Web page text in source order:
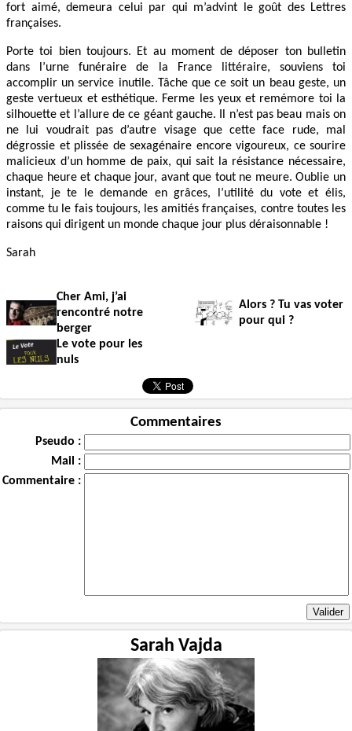
fort aimé, demeura celui par qui m’advint le goût des Lettres
françaises.
Porte toi bien toujours. Et au moment de déposer ton bulletin
dans l’urne funéraire de la France littéraire, souviens toi
accomplir un service inutile. Tâche que ce soit un beau geste, un
geste vertueux et esthétique. Ferme les yeux et remémore toi la
silhouette et l’allure de ce géant gauche. Il n’est pas beau mais on
ne lui voudrait pas d’autre visage que cette face rude, mal
dégrossie et plissée de sexagénaire encore vigoureux, ce sourire
malicieux d’un homme de paix, qui sait la résistance nécessaire,
chaque heure et chaque jour, avant que tout ne meure. Oublie un
instant, je te le demande en grâces, l’utilité du vote et élis,
comme tu le fais toujours, les amitiés françaises, contre toutes les
raisons qui dirigent un monde chaque jour plus déraisonnable !
Sarah
Cher Ami, j’ai
rencontré notre
berger
Alors ? Tu vas voter
pour qui ?
Le vote pour les
nuls
Commentaires
Pseudo :
Mail :
Commentaire :
Sarah Vajda